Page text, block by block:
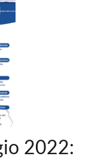
2022: